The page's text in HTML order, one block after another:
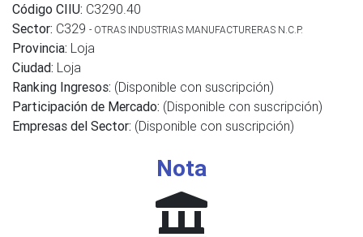
Código CIIU: C3290.40
Sector: C329 - OTRAS INDUSTRIAS MANUFACTURERAS N.C.P.
Provincia: Loja
Ciudad: Loja
Ranking Ingresos: (Disponible con suscripción)
Participación de Mercado: (Disponible con suscripción)
Empresas del Sector: (Disponible con suscripción)
Nota